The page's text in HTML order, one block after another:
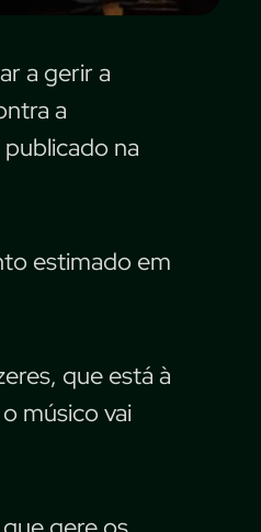
a gerir a
a
na
estimado em
que está à
músico vai